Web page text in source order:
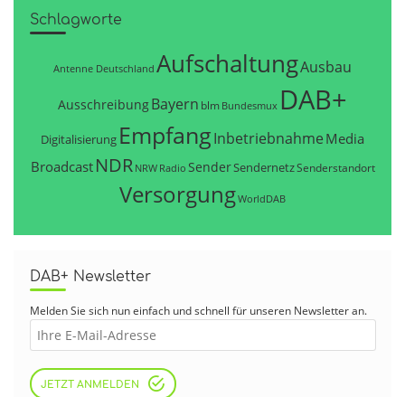
Schlagworte
Antenne Deutschland AufschaltungAusbau
AusschreibungBayern blm Bundesmux DAB+
Digitalisierung EmpfangInbetriebnahme Media
Broadcast NDR NRW Radio SenderSendernetzSenderstandort
VersorgungWorldDAB
DAB+ Newsletter
Melden Sie sich nun einfach und schnell für unseren Newsletter an.
JETZT ANMELDEN